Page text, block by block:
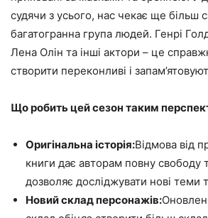
судячи з усього, нас чекає ще більш
багатогранна група людей. Генрі
Лена Олін та інші актори – це
створити переконливі і
Що робить цей сезон таким
Оригінальна історія:Відмова від
книги дає авторам повну свободу
дозволяє досліджувати нові теми
Новий склад персонажів: